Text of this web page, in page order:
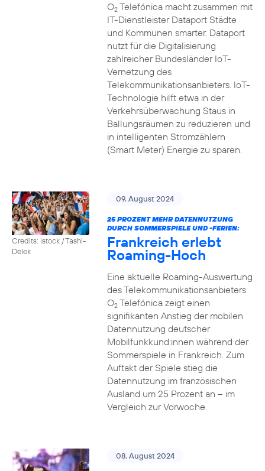
O2Telefónica macht zusammen mit
IT-Dienstleister Dataport Städte
und Kommunen smarter. Dataport
nutzt für die Digitalisierung
zahlreicher Bundesländer IoT-
Vernetzung des
Telekommunikationsanbieters. IoT-
Technologie hilft etwa in der
Verkehrsüberwachung Staus in
Ballungsräumen zu reduzieren und
in intelligenten Stromzählern
(Smart Meter) Energie zu sparen.
Credits: istock / Tashi-
Delek
09. August 2024
25 PROZENT MEHR DATENNUTZUNG
DURCH SOMMERSPIELE UND -FERIEN:
Frankreich erlebt
Roaming-Hoch
Eine aktuelle Roaming-Auswertung
des Telekommunikationsanbieters
O2Telefónica zeigt einen
signifikanten Anstieg der mobilen
Datennutzung deutscher
Mobilfunkkund:innen während der
Sommerspiele in Frankreich. Zum
Auftakt der Spiele stieg die
Datennutzung im französischen
Ausland um 25 Prozent an – im
Vergleich zur Vorwoche.
08. August 2024